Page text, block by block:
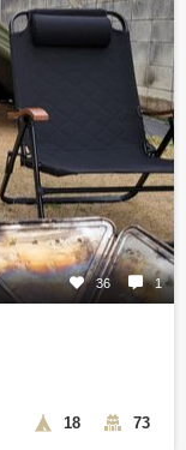
36 1
18 73